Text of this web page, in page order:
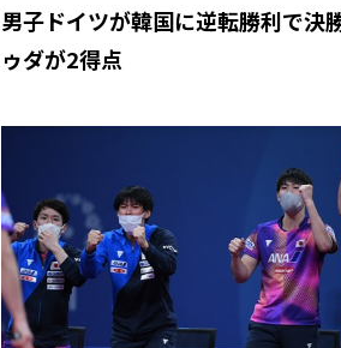
男子ドイツが韓国に逆転勝利で決
ゥダが2得点